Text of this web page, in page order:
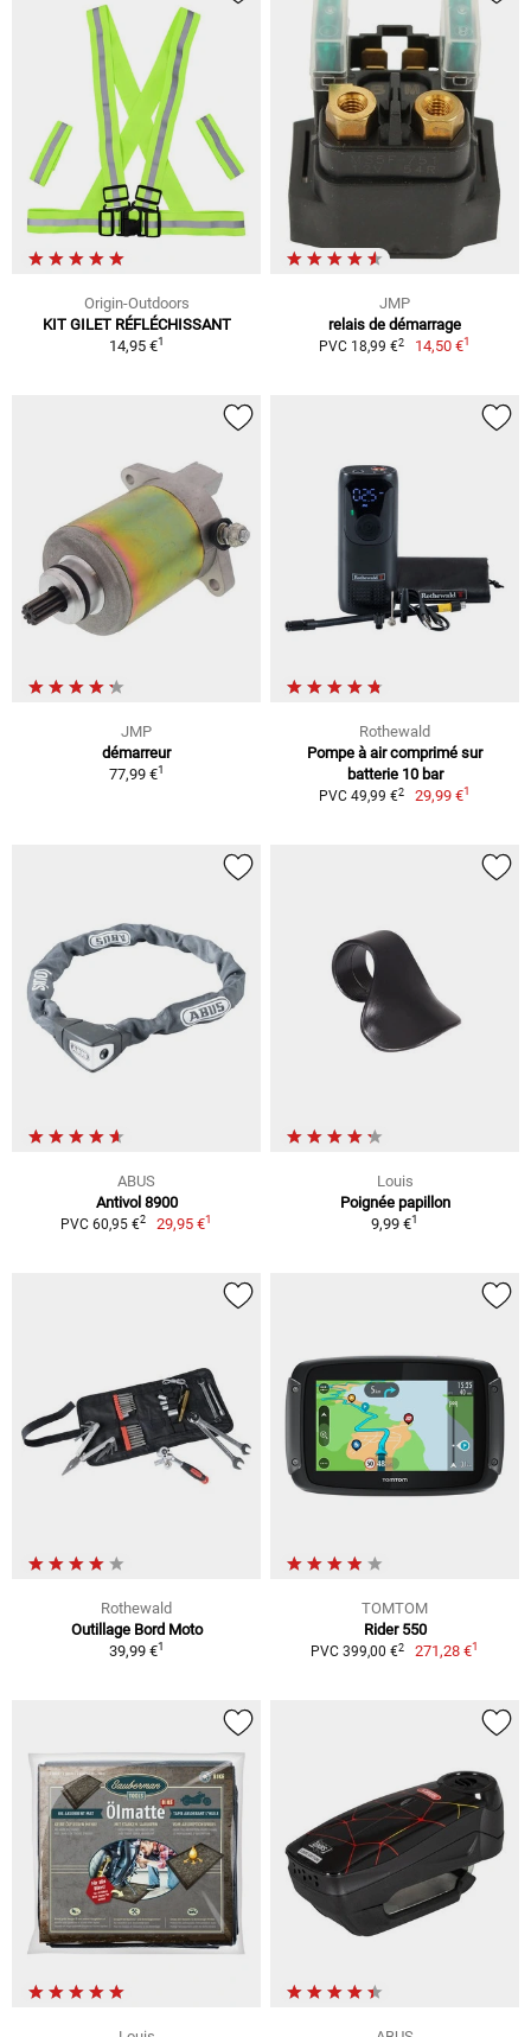
Origin-Outdoors
KIT GILET RÉFLÉCHISSANT
14,95 €1
JMP
relais de démarrage
PVC 18,99 €2 14,50 €1
JMP
démarreur
77,99 €1
Rothewald
Pompe à air comprimé sur
batterie 10 bar
PVC 49,99 €2 29,99 €1
ABUS
Antivol 8900
PVC 60,95 €2 29,95 €1
Louis
Poignée papillon
9,99 €1
Rothewald
Outillage Bord Moto
39,99 €1
TOMTOM
Rider 550
PVC 399,00 €2 271,28 €1